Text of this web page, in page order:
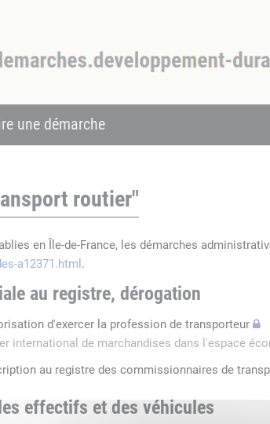
une démarche
routier"
en Île-de-France, les démarches
a12371.html .
au registre, dérogation
d'exercer la profession de transporteur
international de marchandises dans l'espace
au registre des commissionnaires de
effectifs et des véhicules